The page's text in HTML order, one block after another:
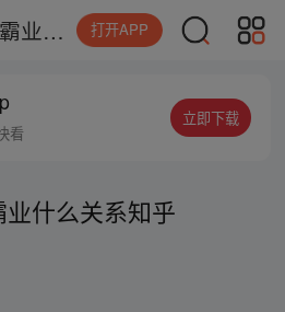
王权守拙和王权霸业什么关系知乎 打开APP
看
立即下载
什么关系知乎